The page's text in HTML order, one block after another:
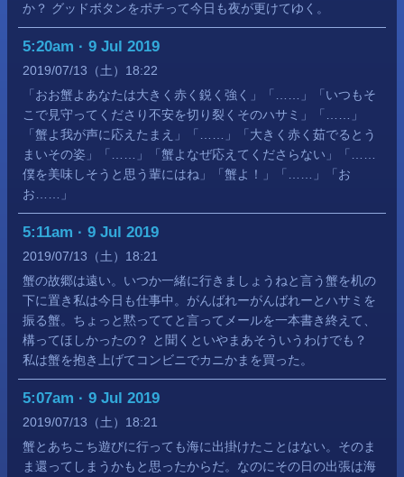
か？ グッドボタンをポチって今日も夜が更けてゆく。
5:20am · 9 Jul 2019
2019 07 13 （土） 18:22
「おお蟹よあなたは大きく赤く鋭く強く」「……」「いつもそ
こで見守ってくださり不安を切り裂くそのハサミ」「……」
「蟹よ我が声に応えたまえ」「……」「大きく赤く茹でるとう
まいその姿」「……」「蟹よなぜ応えてくださらない」「……
僕を美味しそうと思う輩にはね」「蟹よ！」「……」「お
お……」
5:11am · 9 Jul 2019
2019 07 13 （土） 18:21
蟹の故郷は遠い。いつか一緒に行きましょうねと言う蟹を机の
下に置き私は今日も仕事中。がんばれーがんばれーとハサミを
振る蟹。ちょっと黙っててと言ってメールを一本書き終えて、
構ってほしかったの？ と聞くといやまあそういうわけでも？
私は蟹を抱き上げてコンビニでカニかまを買った。
5:07am · 9 Jul 2019
2019 07 13 （土） 18:21
蟹とあちこち遊びに行っても海に出掛けたことはない。そのま
ま還ってしまうかもと思ったからだ。なのにその日の出張は海